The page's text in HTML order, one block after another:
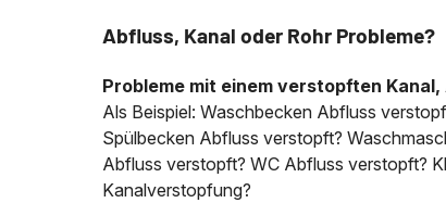
Abfluss, Kanal oder Rohr Probleme?
Probleme mit einem verstopften
Als Beispiel: Waschbecken Abfluss
Spülbecken Abfluss verstopft?
Abfluss verstopft? WC Abfluss verstopft?
Kanalverstopfung?